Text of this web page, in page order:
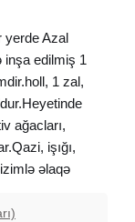
yerde Azal
inşa edilmiş 1
1 zal,
ağacları,
işığı,
əlaqə